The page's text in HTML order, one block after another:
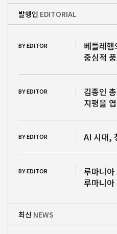
발행인 EDITORIAL
BY EDITOR
베들레
중심적
BY EDITOR
김종인
지평을
BY EDITOR AI 시대,
BY EDITOR
루마니아
루마니아
최신 NEWS